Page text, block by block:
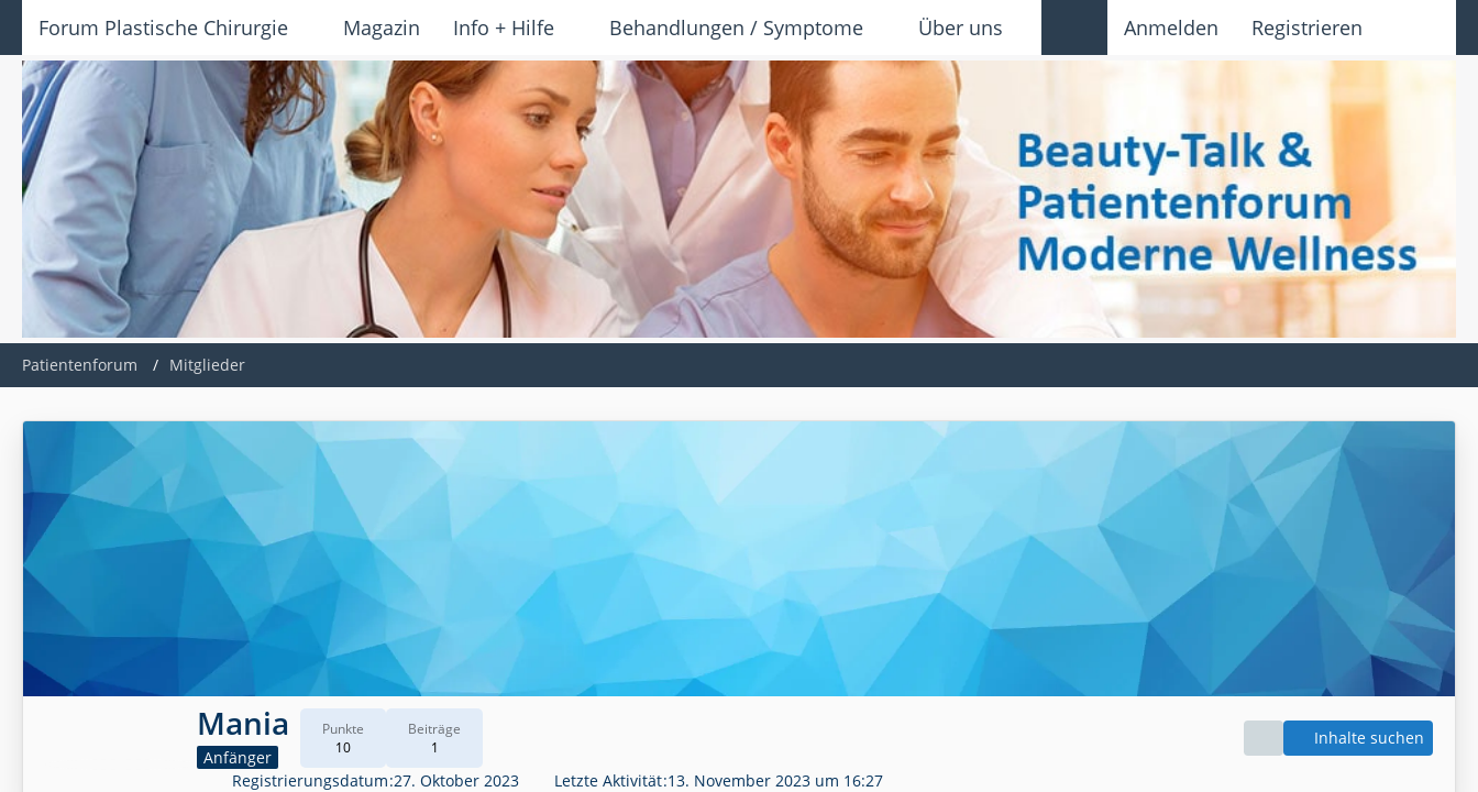
Forum Plastische Chirurgie Magazin Info + Hilfe Behandlungen / Symptome Über uns Anmelden Registrieren
Patientenforum Mitglieder
Mania
Anfänger
Punkte
10
Beiträge
1
Inhalte suchen
Registrierungsdatum 27. Oktober 2023 Letzte Aktivität 13. November 2023 um 16:27